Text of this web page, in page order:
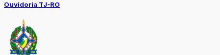
Ouvidoria TJ-RO